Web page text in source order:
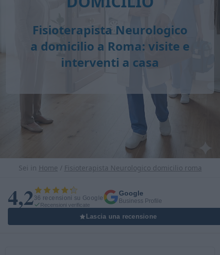
Fisioterapista Neurologico
a domicilio a Roma: visite e
interventi a casa
Sei in Home / Fisioterapista Neurologico domicilio roma
4,236 recensioni su Google
Recensioni verificate
Google
Business Profile
Lascia una recensione